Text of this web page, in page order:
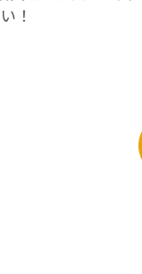
！